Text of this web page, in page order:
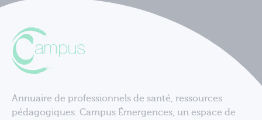
Annuaire de professionnels de santé, ressources
pédagogiques. Campus Émergences, un espace de